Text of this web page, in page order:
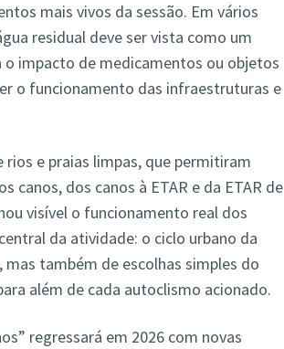
mais vivos da sessão. Em vários
residual deve ser vista como um
impacto de medicamentos ou objetos
o funcionamento das infraestruturas e
e praias limpas, que permitiram
canos, dos canos à ETAR e da ETAR de
visível o funcionamento real dos
da atividade: o ciclo urbano da
também de escolhas simples do
além de cada autoclismo acionado.
regressará em 2026 com novas